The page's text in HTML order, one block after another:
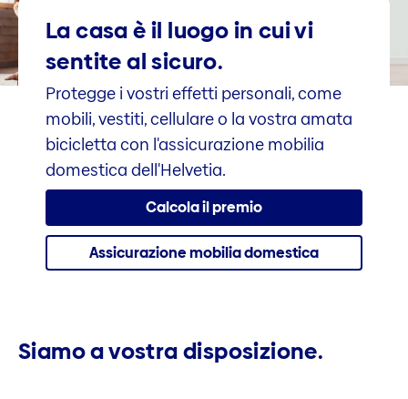
La casa è il luogo in cui vi
sentite al sicuro.
Protegge i vostri effetti personali, come
mobili, vestiti, cellulare o la vostra amata
bicicletta con l'assicurazione mobilia
domestica dell'Helvetia.
Calcola il premio
Assicurazione mobilia domestica
Siamo a vostra disposizione.